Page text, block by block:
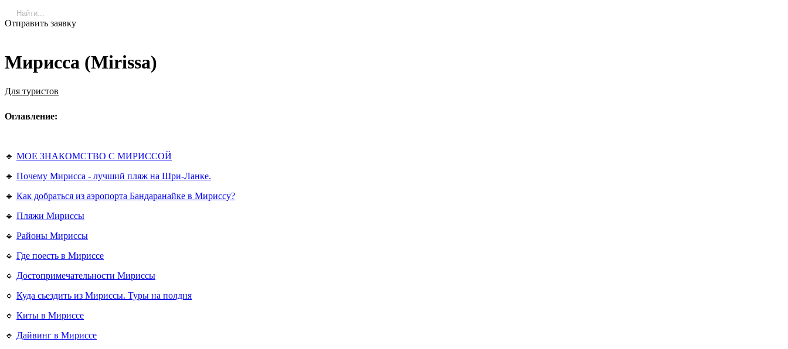
Отправить заявку
Мирисса (Mirissa)
Для туристов
Оглавление:
🔹 МОЕ ЗНАКОМСТВО С МИРИССОЙ
🔹 Почему Мирисса - лучший пляж на Шри-Ланке.
🔹 Как добраться из аэропорта Бандаранайке в Мириссу?
🔹 Пляжи Мириссы
🔹 Районы Мириссы
🔹 Где поесть в Мириссе
🔹 Достопримечательности Мириссы
🔹 Куда сьездить из Мириссы. Туры на полдня
🔹 Киты в Мириссе
🔹 Дайвинг в Мириссе